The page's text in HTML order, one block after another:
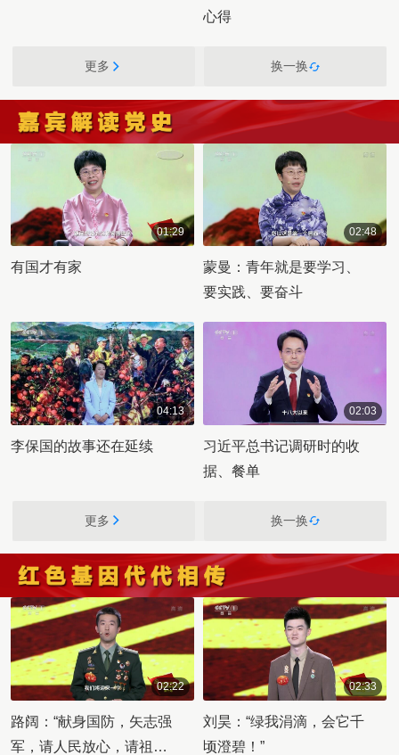
心得
更多 换一换
01:29
有国才有家
02:48
蒙曼：青年就是要学习、
要实践、要奋斗
04:13
李保国的故事还在延续
02:03
习近平总书记调研时的收
据、餐单
更多 换一换
02:22
路阔：“献身国防，矢志强
军，请人民放心，请祖国
02:33
刘昊：“绿我涓滴，会它千
顷澄碧！”